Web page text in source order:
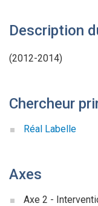
Description
(2012-2014)
Chercheur
Réal Labelle
Axes
Axe 2 -